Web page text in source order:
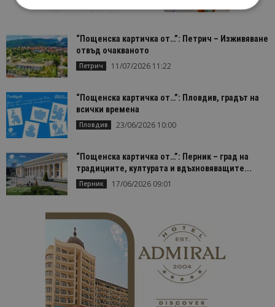
“Пощенска картичка от…”: Петрич – Изживяване
отвъд очакваното
Петрич 11/07/2026 11:22
“Пощенска картичка от…”: Пловдив, градът на
всички времена
Пловдив 23/06/2026 10:00
“Пощенска картичка от…”: Перник – град на
традициите, културата и вдъхновяващите...
Перник 17/06/2026 09:01
Строго необходимо
Ефективност
Таргетиране
Функционалност
Строго необходимите бисквитки позволяват
потребителско влизане и управление на
акаунта. Уебсайтът не може да се използва
правилно без строго необходими бисквитки.
Име
cookie_notice_accepted
lisandraramos.com
bgtourism.bg
7 дни